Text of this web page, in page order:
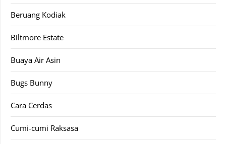
Beruang Kodiak
Biltmore Estate
Buaya Air Asin
Bugs Bunny
Cara Cerdas
Cumi-cumi Raksasa